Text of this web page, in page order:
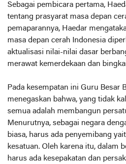
Sebagai pembicara pertama,
tentang prasyarat masa depan
pemaparannya, Haedar
masa depan cerah Indonesia
aktualisasi nilai-nilai dasar
merawat kemerdekaan dan
Pada kesempatan ini Guru Besar
menegaskan bahwa, yang tidak
semua adalah membangun
Menurutnya, sebagai negara
biasa, harus ada penyemibang
kesatuan. Oleh karena itu, dalam
harus ada kesepakatan dan